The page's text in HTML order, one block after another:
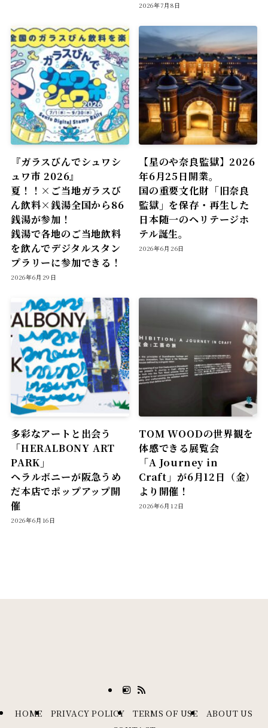
2026年7月8日
『ガラスびんでシュワシ
ュワ市 2026』
夏！！×ご当地ガラスび
ん飲料×銭湯全国から86
銭湯が参加！
銭湯で各地のご当地飲料
を飲んでデジタルスタン
プラリーに参加できる！
2026年6月29日
【星のや奈良監獄】2026
年6月25日開業。
国の重要文化財「旧奈良
監獄」を保存・再生した
日本随一のヘリテージホ
テル誕生。
2026年6月26日
多彩なアートと出会う
「HERALBONY ART
PARK」
ヘラルボニーが阪急うめ
だ本店でポップアップ開
催
2026年6月16日
TOM WOODの世界観を
体感できる展覧会
「A Journey in
Craft」が6月12日（金）
より開催！
2026年6月12日
HOME PRIVACY POLICY TERMS OF USE
ABOUT US